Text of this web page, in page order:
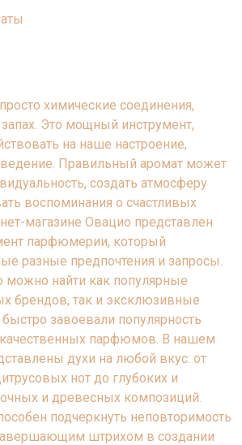
химические соединения,
Это мощный инструмент,
на наше настроение,
Правильный аромат может
создать атмосферу
воспоминания о счастливых
магазине Овацио представлен
парфюмерии, который
разные предпочтения и запросы.
можно найти как популярные
брендов, так и эксклюзивные
завоевали популярность
парфюмов. В нашем
духи на любой вкус: от
нот до глубоких и
и древесных композиций.
подчеркнуть неповторимость
штрихом в создании